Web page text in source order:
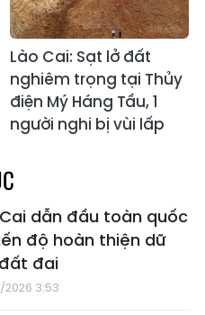
Lào Cai: Sạt lở đất
nghiêm trọng tại Thủy
điện Mý Háng Tầu, 1
người nghi bị vùi lấp
dẫn đầu toàn quốc
độ hoàn thiện dữ
đai
3:53